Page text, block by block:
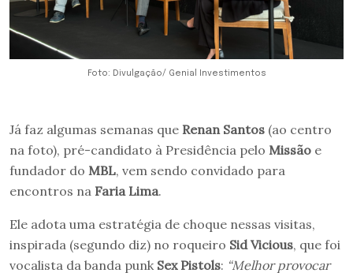
Foto: Divulgação/ Genial Investimentos
Já faz algumas semanas que Renan Santos (ao centro
na foto), pré-candidato à Presidência pelo Missão e
fundador do MBL, vem sendo convidado para
encontros na Faria Lima.
Ele adota uma estratégia de choque nessas visitas,
inspirada (segundo diz) no roqueiro Sid Vicious, que foi
vocalista da banda punk Sex Pistols: “Melhor provocar